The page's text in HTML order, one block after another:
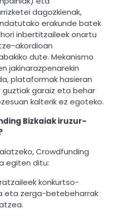
dagozkienak,
erakunde batek
inbertitzaileek onartu
akordioan
dute. Mekanismo
jakinarazpenarekin
plataformak hasieran
garaiz eta behar
kalterik ez egoteko.
Bizkaiak iruzur-
Crowdfunding
egiten ditu:
konkurtso-
eta zerga-betebeharrak